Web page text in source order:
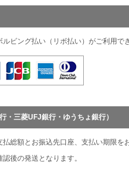
ビング払い（リボ払い）がご利用で
・三菱UFJ銀行・ゆうちょ銀行）
払総額とお振込先口座、支払い期限を
後の発送となります。